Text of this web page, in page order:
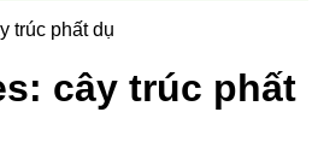
trúc phất dụ
cây trúc phất